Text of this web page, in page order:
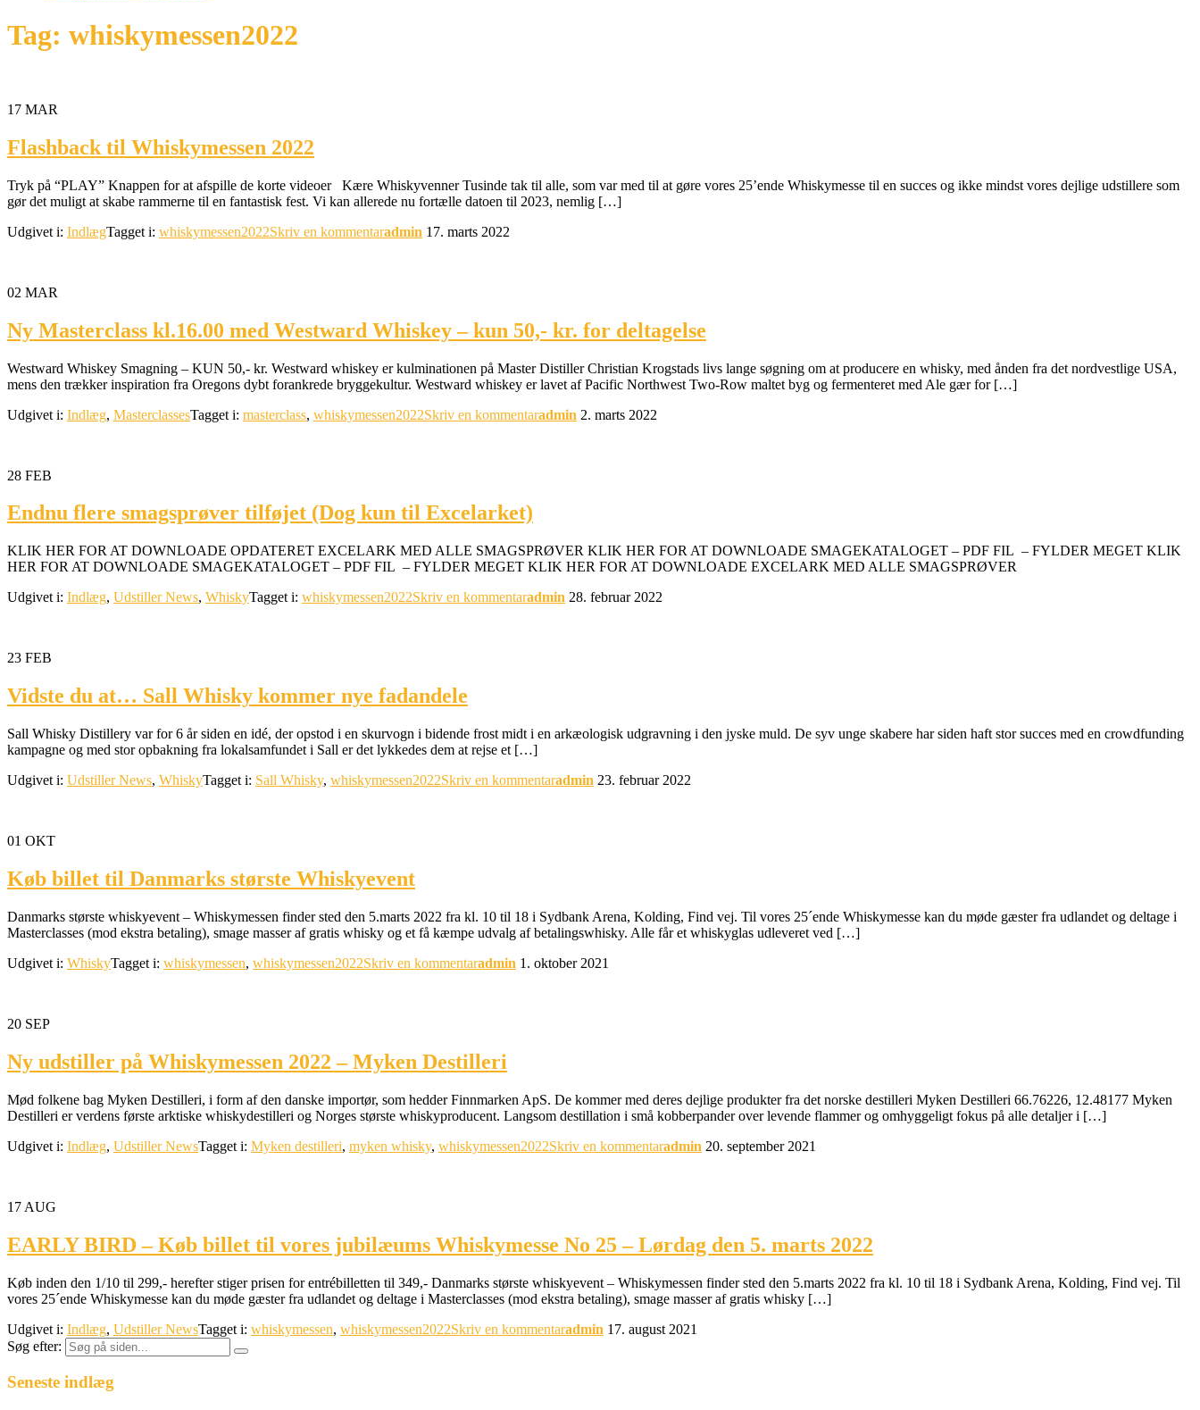
Tag: whiskymessen2022
17 MAR
Flashback til Whiskymessen 2022
Tryk på “PLAY” Knappen for at afspille de korte videoer Kære Whiskyvenner Tusinde tak til alle, som var med til at gøre vores 25’ende Whiskymesse til en succes og ikke mindst vores dejlige udstillere som
gør det muligt at skabe rammerne til en fantastisk fest. Vi kan allerede nu fortælle datoen til 2023, nemlig […]
Udgivet i: IndlægTagget i: whiskymessen2022Skriv en kommentaradmin 17. marts 2022
02 MAR
Ny Masterclass kl.16.00 med Westward Whiskey – kun 50,- kr. for deltagelse
Westward Whiskey Smagning – KUN 50,- kr. Westward whiskey er kulminationen på Master Distiller Christian Krogstads livs lange søgning om at producere en whisky, med ånden fra det nordvestlige USA,
mens den trækker inspiration fra Oregons dybt forankrede bryggekultur. Westward whiskey er lavet af Pacific Northwest Two-Row maltet byg og fermenteret med Ale gær for […]
Udgivet i: Indlæg, MasterclassesTagget i: masterclass, whiskymessen2022Skriv en kommentaradmin 2. marts 2022
28 FEB
Endnu flere smagsprøver tilføjet (Dog kun til Excelarket)
KLIK HER FOR AT DOWNLOADE OPDATERET EXCELARK MED ALLE SMAGSPRØVER KLIK HER FOR AT DOWNLOADE SMAGEKATALOGET – PDF FIL – FYLDER MEGET KLIK
HER FOR AT DOWNLOADE SMAGEKATALOGET – PDF FIL – FYLDER MEGET KLIK HER FOR AT DOWNLOADE EXCELARK MED ALLE SMAGSPRØVER
Udgivet i: Indlæg, Udstiller News, WhiskyTagget i: whiskymessen2022Skriv en kommentaradmin 28. februar 2022
23 FEB
Vidste du at… Sall Whisky kommer nye fadandele
Sall Whisky Distillery var for 6 år siden en idé, der opstod i en skurvogn i bidende frost midt i en arkæologisk udgravning i den jyske muld. De syv unge skabere har siden haft stor succes med en crowdfunding
kampagne og med stor opbakning fra lokalsamfundet i Sall er det lykkedes dem at rejse et […]
Udgivet i: Udstiller News, WhiskyTagget i: Sall Whisky, whiskymessen2022Skriv en kommentaradmin 23. februar 2022
01 OKT
Køb billet til Danmarks største Whiskyevent
Danmarks største whiskyevent – Whiskymessen finder sted den 5.marts 2022 fra kl. 10 til 18 i Sydbank Arena, Kolding, Find vej. Til vores 25´ende Whiskymesse kan du møde gæster fra udlandet og deltage i
Masterclasses (mod ekstra betaling), smage masser af gratis whisky og et få kæmpe udvalg af betalingswhisky. Alle får et whiskyglas udleveret ved […]
Udgivet i: WhiskyTagget i: whiskymessen, whiskymessen2022Skriv en kommentaradmin 1. oktober 2021
20 SEP
Ny udstiller på Whiskymessen 2022 – Myken Destilleri
Mød folkene bag Myken Destilleri, i form af den danske importør, som hedder Finnmarken ApS. De kommer med deres dejlige produkter fra det norske destilleri Myken Destilleri 66.76226, 12.48177 Myken
Destilleri er verdens første arktiske whiskydestilleri og Norges største whiskyproducent. Langsom destillation i små kobberpander over levende flammer og omhyggeligt fokus på alle detaljer i […]
Udgivet i: Indlæg, Udstiller NewsTagget i: Myken destilleri, myken whisky, whiskymessen2022Skriv en kommentaradmin 20. september 2021
17 AUG
EARLY BIRD – Køb billet til vores jubilæums Whiskymesse No 25 – Lørdag den 5. marts 2022
Køb inden den 1/10 til 299,- herefter stiger prisen for entrébilletten til 349,- Danmarks største whiskyevent – Whiskymessen finder sted den 5.marts 2022 fra kl. 10 til 18 i Sydbank Arena, Kolding, Find vej. Til
vores 25´ende Whiskymesse kan du møde gæster fra udlandet og deltage i Masterclasses (mod ekstra betaling), smage masser af gratis whisky […]
Udgivet i: Indlæg, Udstiller NewsTagget i: whiskymessen, whiskymessen2022Skriv en kommentaradmin 17. august 2021
Søg efter:
Seneste indlæg